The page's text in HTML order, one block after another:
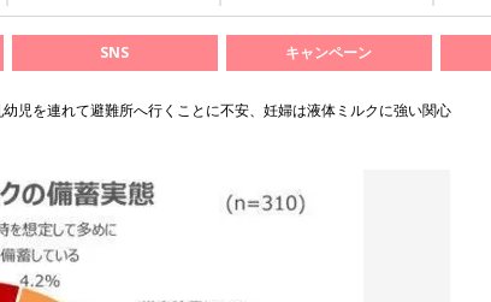
SNS キャンペーン
幼児を連れて避難所へ行くことに不安、妊婦は液体ミルクに強い関心